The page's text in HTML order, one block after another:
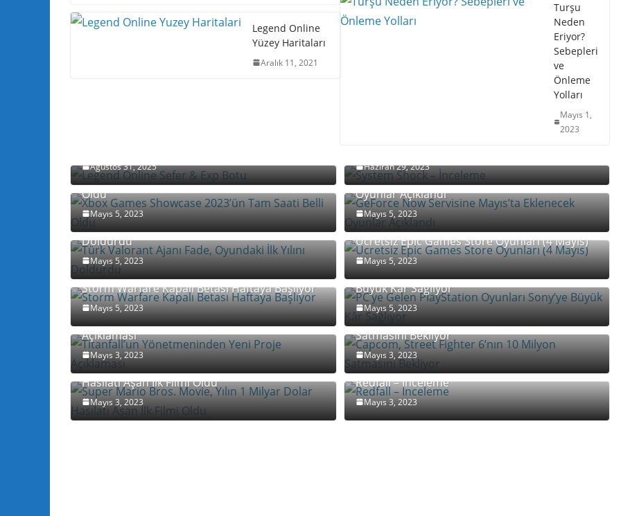
Legend Online
Yüzey Haritaları
Aralık 11, 2021
Turşu
Neden
Eriyor?
Sebepleri
ve
Önleme
Yolları
Mayıs 1,
2023
Ağustos 31, 2025 Haziran 29, 2023
Xbox Games Showcase 2023’ün Tam Saati Belli
Oldu
Mayıs 5, 2023
GeForce Now Servisine Mayıs’ta Eklenecek
Oyunlar Açıklandı
Mayıs 5, 2023
Türk Valorant Ajanı Fade, Oyundaki İlk Yılını
Doldurdu
Mayıs 5, 2023
Ücretsiz Epic Games Store Oyunları (4 Mayıs)
Mayıs 5, 2023
Storm Warfare Kapalı Betası Haftaya Başlıyor
Mayıs 5, 2023
PC’ye Gelen PlayStation Oyunları Sony’ye
Büyük Kâr Sağlıyor
Mayıs 5, 2023
Titanfall’un Yönetmeninden Yeni Proje
Açıklaması
Mayıs 3, 2023
Capcom, Street Fighter 6’nın 10 Milyon
Satmasını Bekliyor
Mayıs 3, 2023
Super Mario Bros. Movie, Yılın 1 Milyar Dolar
Hasılatı Aşan İlk Filmi Oldu
Mayıs 3, 2023
Redfall – İnceleme
Mayıs 3, 2023